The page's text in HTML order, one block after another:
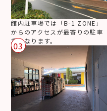
館内駐車場では「B-1 ZONE」
からのアクセスが最寄りの駐車
場になります。
03